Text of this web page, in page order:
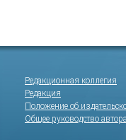
Редакционная коллегия
Редакция
Положение об
Общее руководство